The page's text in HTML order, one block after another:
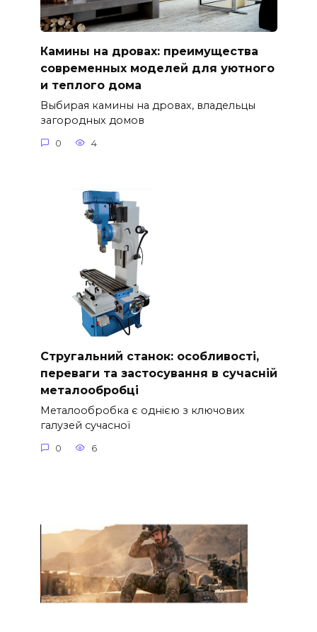
Камины на дровах: преимущества
современных моделей для уютного
и теплого дома
Выбирая камины на дровах, владельцы
загородных домов
0 4
Стругальний станок: особливості,
переваги та застосування в сучасній
металообробці
Металообробка є однією з ключових
галузей сучасної
0 6